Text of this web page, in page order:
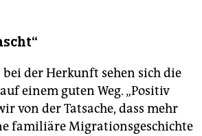
der Herkunft sehen sich die
einem guten Weg. „Positiv
von der Tatsache, dass mehr
familiäre Migrationsgeschichte